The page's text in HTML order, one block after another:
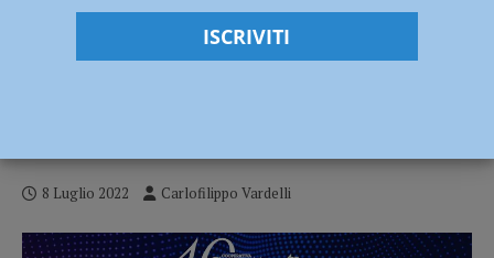
– AUDIO
Basket – Zanardi: “La Serie B è il vestito
8 Luglio 2022 Carlofilippo Vardelli